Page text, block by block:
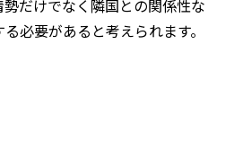
だけでなく隣国との関係性な
必要があると考えられます。